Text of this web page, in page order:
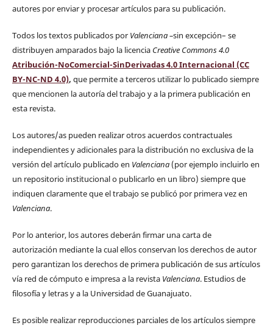
autores por enviar y procesar artículos para su publicación.
Todos los textos publicados por Valenciana–sin excepción– se
distribuyen amparados bajo la licencia Creative Commons 4.0
Atribución-NoComercial-SinDerivadas 4.0 Internacional (CC
BY-NC-ND 4.0), que permite a terceros utilizar lo publicado siempre
que mencionen la autoría del trabajo y a la primera publicación en
esta revista.
Los autores/as pueden realizar otros acuerdos contractuales
independientes y adicionales para la distribución no exclusiva de la
versión del artículo publicado en Valenciana(por ejemplo incluirlo en
un repositorio institucional o publicarlo en un libro) siempre que
indiquen claramente que el trabajo se publicó por primera vez en
Valenciana.
Por lo anterior, los autores deberán firmar una carta de
autorización mediante la cual ellos conservan los derechos de autor
pero garantizan los derechos de primera publicación de sus artículos
vía red de cómputo e impresa a la revista Valenciana. Estudios de
filosofía y letras y a la Universidad de Guanajuato.
Es posible realizar reproducciones parciales de los artículos siempre